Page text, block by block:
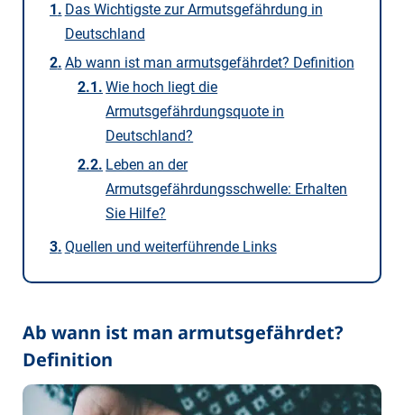
Das Wichtigste zur Armutsgefährdung in
Deutschland
Ab wann ist man armutsgefährdet? Definition
Wie hoch liegt die
Armutsgefährdungsquote in
Deutschland?
Leben an der
Armutsgefährdungsschwelle: Erhalten
Sie Hilfe?
Quellen und weiterführende Links
Ab wann ist man armutsgefährdet?
Definition